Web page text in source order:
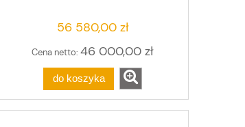
56 580,00 zł
Cena netto: 46 000,00 zł
do koszyka